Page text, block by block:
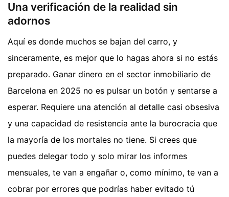
Una verificación de la realidad sin
adornos
Aquí es donde muchos se bajan del carro, y
sinceramente, es mejor que lo hagas ahora si no estás
preparado. Ganar dinero en el sector inmobiliario de
Barcelona en 2025 no es pulsar un botón y sentarse a
esperar. Requiere una atención al detalle casi obsesiva
y una capacidad de resistencia ante la burocracia que
la mayoría de los mortales no tiene. Si crees que
puedes delegar todo y solo mirar los informes
mensuales, te van a engañar o, como mínimo, te van a
cobrar por errores que podrías haber evitado tú